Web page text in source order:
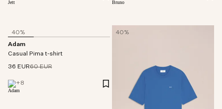
40%
Adam
Casual Pima t-shirt
36 EUR60 EUR
+8
40%